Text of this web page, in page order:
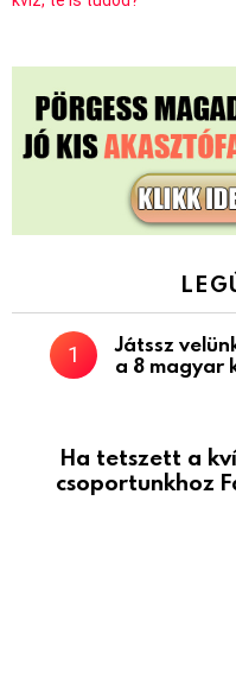
Játssz
a 8 magyar
Ha tetszett a
csoportunkhoz